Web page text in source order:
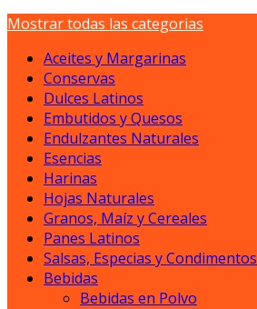
Mostrar todas las categorias
Aceites y Margarinas
Conservas
Dulces Latinos
Embutidos y Quesos
Endulzantes Naturales
Esencias
Harinas
Hojas Naturales
Granos, Maíz y Cereales
Panes Latinos
Salsas, Especias y Condimentos
Bebidas
Bebidas en Polvo